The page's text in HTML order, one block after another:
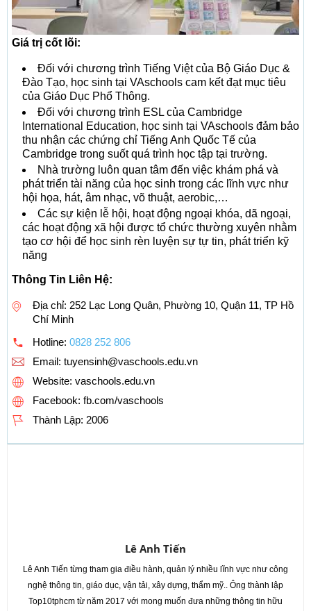
Giá trị cốt lõi:
Đối với chương trình Tiếng Việt của Bộ Giáo Dục &
Đào Tạo, học sinh tại VAschools cam kết đạt mục tiêu
của Giáo Dục Phổ Thông.
Đối với chương trình ESL của Cambridge
International Education, học sinh tại VAschools đảm bảo
thu nhận các chứng chỉ Tiếng Anh Quốc Tế của
Cambridge trong suốt quá trình học tập tại trường.
Nhà trường luôn quan tâm đến việc khám phá và
phát triển tài năng của học sinh trong các lĩnh vực như
hội họa, hát, âm nhạc, võ thuật, aerobic,…
Các sự kiện lễ hội, hoạt động ngoại khóa, dã ngoại,
các hoạt động xã hội được tổ chức thường xuyên nhằm
tạo cơ hội để học sinh rèn luyện sự tự tin, phát triển kỹ
năng
Thông Tin Liên Hệ:
Địa chỉ: 252 Lạc Long Quân, Phường 10, Quận 11, TP Hồ
Chí Minh
Hotline: 0828 252 806
Email: tuyensinh@vaschools.edu.vn
Website: vaschools.edu.vn
Facebook: fb.com/vaschools
Thành Lập: 2006
Lê Anh Tiến
Lê Anh Tiến từng tham gia điều hành, quản lý nhiều lĩnh vực như công
nghệ thông tin, giáo dục, vận tải, xây dựng, thẩm mỹ.. Ông thành lập
Top10tphcm từ năm 2017 với mong muốn đưa những thông tin hữu